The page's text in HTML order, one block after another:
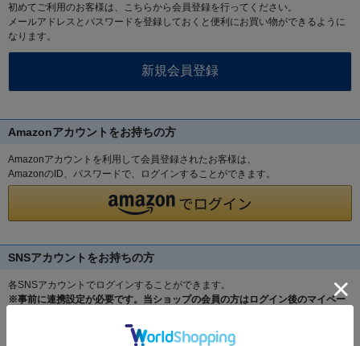
初めてご利用のお客様は、こちらから会員登録を行ってください。
メールアドレスとパスワードを登録しておくと便利にお買い物ができるように
なります。
Amazonアカウントをお持ちの方
Amazonアカウントを利用して会員登録されたお客様は、
AmazonのID、パスワードで、ログインすることができます。
SNSアカウントをお持ちの方
各SNSアカウントでログインすることができます。
※事前に連携設定が必要です。当ショップの会員の方はログイン後のマイペー